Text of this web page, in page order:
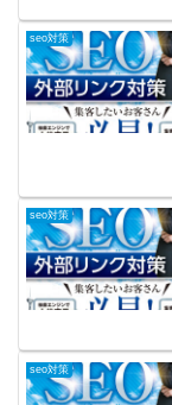
seo対策
seo対策
seo対策